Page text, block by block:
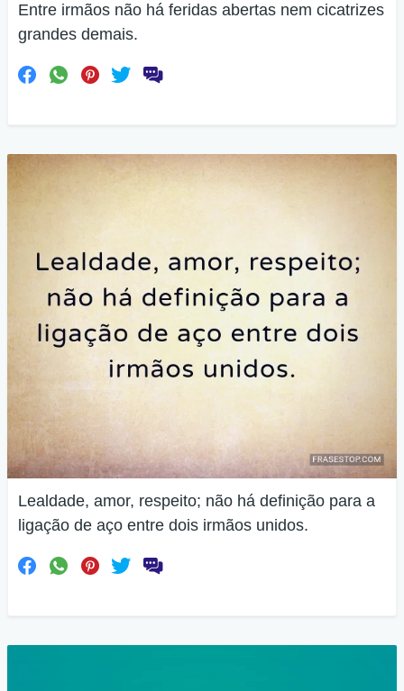
Entre irmãos não há feridas abertas nem cicatrizes
grandes demais.
Lealdade, amor, respeito; não há definição para a
ligação de aço entre dois irmãos unidos.